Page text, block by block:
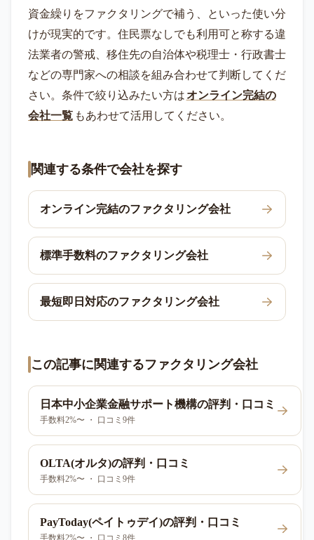
資金繰りをファクタリングで補う、といった使い分
けが現実的です。住民票なしでも利用可と称する違
法業者の警戒、移住先の自治体や税理士・行政書士
などの専門家への相談を組み合わせて判断してくだ
さい。条件で絞り込みたい方は オンライン完結の
会社一覧 もあわせて活用してください。
関連する条件で会社を探す
オンライン完結のファクタリング会社
標準手数料のファクタリング会社
最短即日対応のファクタリング会社
この記事に関連するファクタリング会社
日本中小企業金融サポート機構の評判・口コミ
手数料2%〜 ・ 口コミ9件
OLTA(オルタ)の評判・口コミ
手数料2%〜 ・ 口コミ9件
PayToday(ペイトゥデイ)の評判・口コミ
手数料2%〜 ・ 口コミ8件